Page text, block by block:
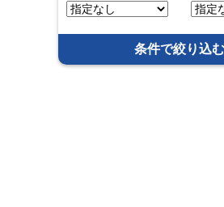
条件で絞り込む